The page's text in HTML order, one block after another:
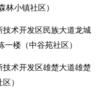
林小镇社区）
技术开发区民族大道龙城
一楼（中谷苑社区）
技术开发区雄楚大道雄楚
）